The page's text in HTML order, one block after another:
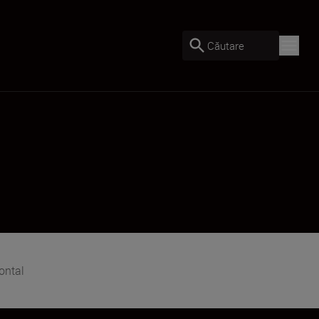
Căutare